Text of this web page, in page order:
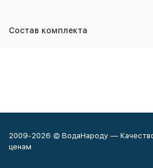
Состав комплекта
2009-2026 © ВодаНароду —
ценам